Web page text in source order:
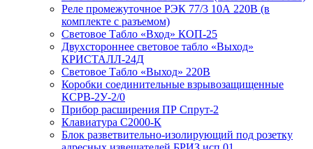
Реле промежуточное РЭК 77/3 10А 220В (в
комплекте с разъемом)
Световое Табло «Вход» КОП-25
Двухстороннее световое табло «Выход»
КРИСТАЛЛ-24Д
Световое Табло «Выход» 220В
Коробки соединительные взрывозащищенные
КСРВ-2У-2/0
Прибор расширения ПР Спрут-2
Клавиатура С2000-К
Блок разветвительно-изолирующий под розетку